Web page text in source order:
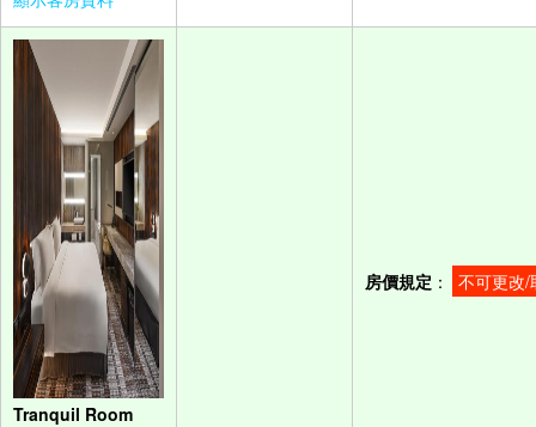
Tranquil Room
房價規定 ： 不可更改/